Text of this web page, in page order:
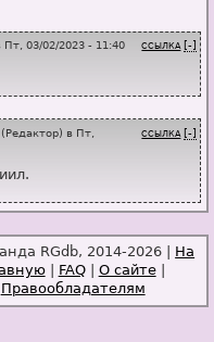
ССЫЛКА [-]
Пт, 03/02/2023 - 11:40
ССЫЛКА [-]
(Редактор) в Пт,
RGdb, 2014-2026 | На
| FAQ| О сайте|
Правообладателям